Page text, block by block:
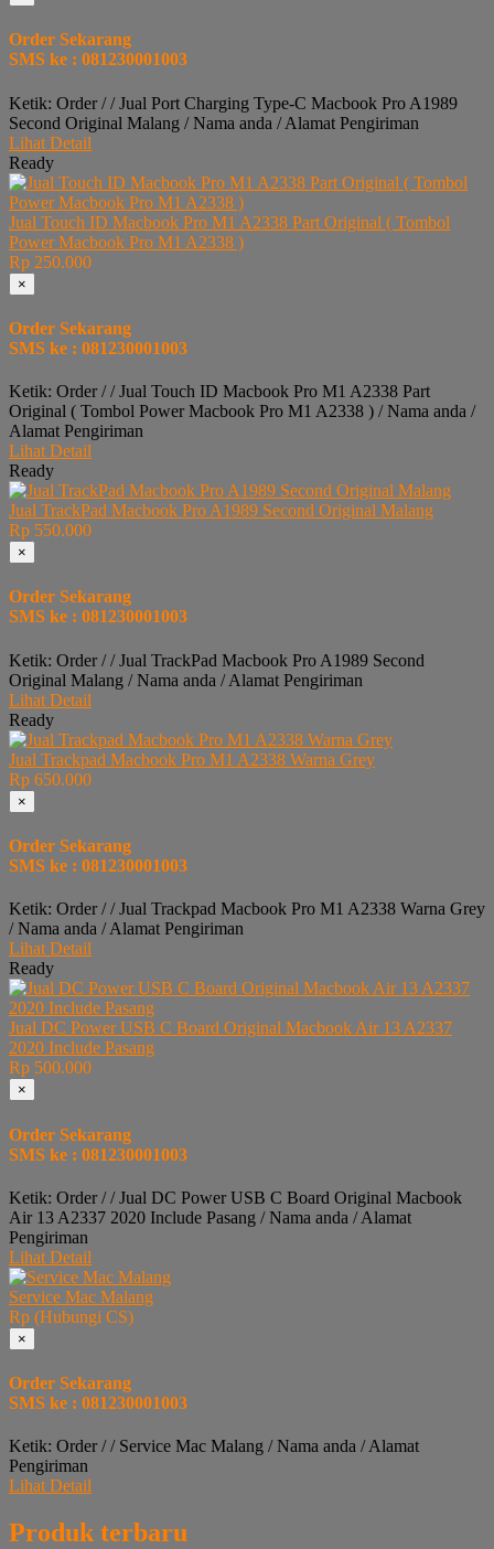
Order Sekarang
SMS ke : 081230001003
Ketik: Order / / Jual Port Charging Type-C Macbook Pro A1989
Second Original Malang / Nama anda / Alamat Pengiriman
Lihat Detail
Ready
Jual Touch ID Macbook Pro M1 A2338 Part Original ( Tombol
Power Macbook Pro M1 A2338 )
Rp 250.000
×
Order Sekarang
SMS ke : 081230001003
Ketik: Order / / Jual Touch ID Macbook Pro M1 A2338 Part
Original ( Tombol Power Macbook Pro M1 A2338 ) / Nama anda /
Alamat Pengiriman
Lihat Detail
Ready
Jual TrackPad Macbook Pro A1989 Second Original Malang
Rp 550.000
×
Order Sekarang
SMS ke : 081230001003
Ketik: Order / / Jual TrackPad Macbook Pro A1989 Second
Original Malang / Nama anda / Alamat Pengiriman
Lihat Detail
Ready
Jual Trackpad Macbook Pro M1 A2338 Warna Grey
Rp 650.000
×
Order Sekarang
SMS ke : 081230001003
Ketik: Order / / Jual Trackpad Macbook Pro M1 A2338 Warna Grey
/ Nama anda / Alamat Pengiriman
Lihat Detail
Ready
Jual DC Power USB C Board Original Macbook Air 13 A2337
2020 Include Pasang
Rp 500.000
×
Order Sekarang
SMS ke : 081230001003
Ketik: Order / / Jual DC Power USB C Board Original Macbook
Air 13 A2337 2020 Include Pasang / Nama anda / Alamat
Pengiriman
Lihat Detail
Service Mac Malang
Rp (Hubungi CS)
×
Order Sekarang
SMS ke : 081230001003
Ketik: Order / / Service Mac Malang / Nama anda / Alamat
Pengiriman
Lihat Detail
Produk terbaru